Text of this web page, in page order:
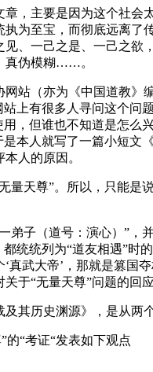
，主要是因为这个社
为至宝，而彻底远离
、一己之是、一己之
真伪模糊……。
站（亦为《中国道教
上有很多人寻问这个问
，但谁也不知道是怎
本人就写了一篇小短
人的原因。
量天尊”。所以，只能
弟子（道号：演心）”，
统统列为“道友相遇”时
武大帝’，那就是篡国
于“无量天尊”问题的回应
其历史渊源》，是从两
的“考证“发表如下观点